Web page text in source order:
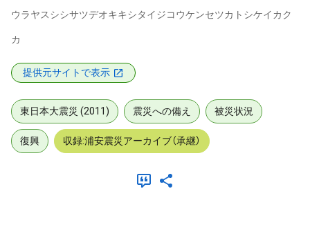
ウラヤスシシサツデオキキシタイジコウケンセツカトシケイカク
カ
提供元サイトで表示
東日本大震災 (2011) 震災への備え 被災状況
復興 収録:浦安震災アーカイブ（承継）